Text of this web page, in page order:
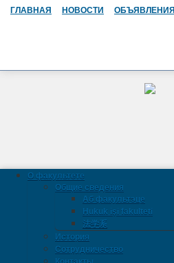
ГЛАВНАЯ НОВОСТИ ОБЪЯВЛЕНИЯ
О факультете
Общие сведения
Аб факультэце
Hukuk işi fakulteti
法学系
История
Сотрудничество